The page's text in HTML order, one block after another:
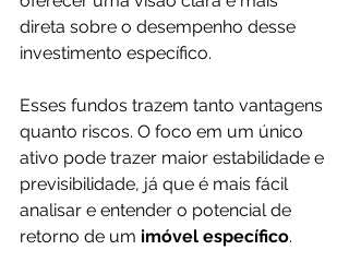
direta sobre o desempenho desse
investimento específico.
Esses fundos trazem tanto vantagens
quanto riscos. O foco em um único
ativo pode trazer maior estabilidade e
previsibilidade, já que é mais fácil
analisar e entender o potencial de
retorno de um imóvel específico.